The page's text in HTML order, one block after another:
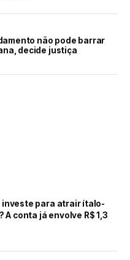
não pode barrar
decide justiça
investe para atrair ítalo-
A conta já envolve R$ 1,3